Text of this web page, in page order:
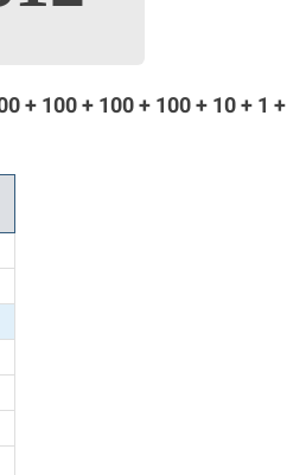
+ 100 + 100 + 100 + 10 + 1 +